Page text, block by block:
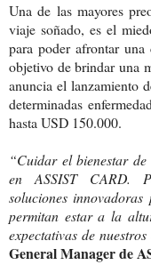
Una de las mayores
viaje soñado, es el
para poder afrontar
objetivo de brindar una
anuncia el lanzamiento
determinadas
hasta USD 150.000.
“Cuidar el bienestar
en ASSIST CARD.
soluciones
permitan estar a la
expectativas de nuestros
General Manager de